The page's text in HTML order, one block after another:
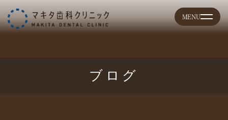
ブログ